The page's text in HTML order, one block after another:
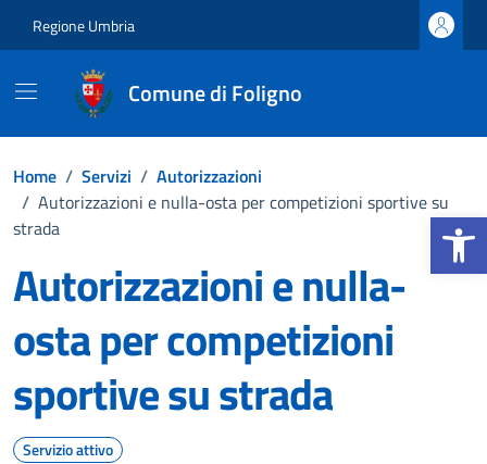
Apri la
Regione Umbria
Comune di Foligno
Home / Servizi / Autorizzazioni
/ Autorizzazioni e nulla-osta per competizioni sportive su
strada
Autorizzazioni e nulla-
osta per competizioni
sportive su strada
Servizio attivo